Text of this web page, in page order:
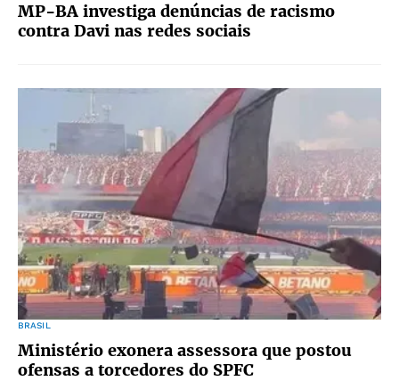
MP-BA investiga denúncias de racismo
contra Davi nas redes sociais
BRASIL
Ministério exonera assessora que postou
ofensas a torcedores do SPFC